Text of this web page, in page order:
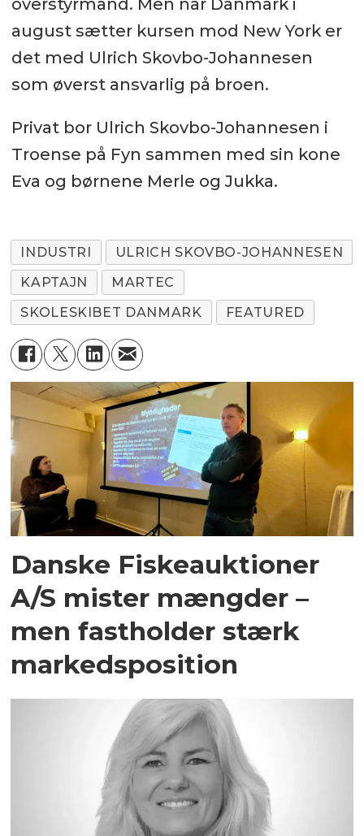
overstyrmand. Men når Danmark i
august sætter kursen mod New York er
det med Ulrich Skovbo-Johannesen
som øverst ansvarlig på broen.
Privat bor Ulrich Skovbo-Johannesen i
Troense på Fyn sammen med sin kone
Eva og børnene Merle og Jukka.
INDUSTRI
ULRICH SKOVBO-JOHANNESEN
KAPTAJN
MARTEC
SKOLESKIBET DANMARK
FEATURED
Danske Fiskeauktioner
A/S mister mængder –
men fastholder stærk
markedsposition